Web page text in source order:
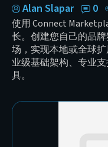
Alan Slapar 0
使用 Connect
长。创建您自己的品
场，实现本地或全球
业级基础架构、专业
具。